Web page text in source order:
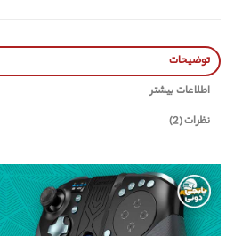
توضیحات
اطلاعات بیشتر
نظرات (2)